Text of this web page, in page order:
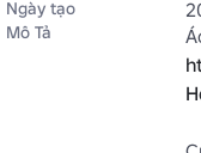
Ngày tạo
Mô Tả